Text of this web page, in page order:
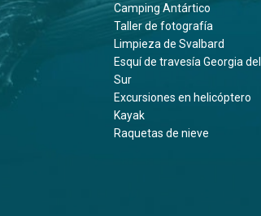
Camping Antártico
Taller de fotografía
Limpieza de Svalbard
Esquí de travesía Georgia del
Sur
Excursiones en helicóptero
Kayak
Raquetas de nieve